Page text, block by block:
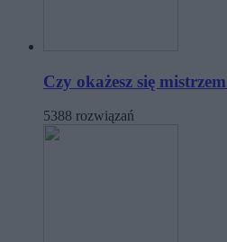
Czy okażesz się
5388 rozwiązań